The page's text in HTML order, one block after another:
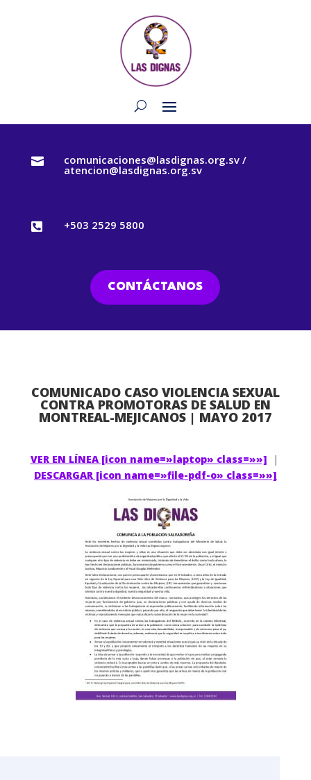
 comunicaciones@lasdignas.org.sv /
atencion@lasdignas.org.sv
 +503 2529 5800
CONTÁCTANOS
COMUNICADO CASO VIOLENCIA SEXUAL
CONTRA PROMOTORAS DE SALUD EN
MONTREAL-MEJICANOS | MAYO 2017
VER EN LÍNEA [icon name=»laptop» class=»»] |
DESCARGAR [icon name=»file-pdf-o» class=»»]